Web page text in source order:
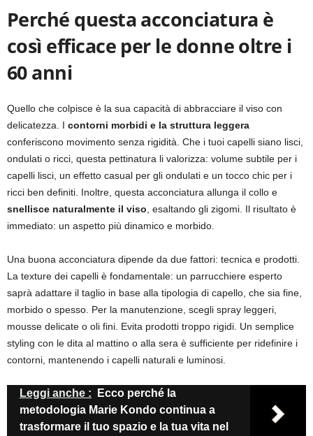
Perché questa acconciatura è
così efficace per le donne oltre i
60 anni
Quello che colpisce è la sua capacità di abbracciare il viso con
delicatezza. I contorni morbidi e la struttura leggera
conferiscono movimento senza rigidità. Che i tuoi capelli siano lisci,
ondulati o ricci, questa pettinatura li valorizza: volume subtile per i
capelli lisci, un effetto casual per gli ondulati e un tocco chic per i
ricci ben definiti. Inoltre, questa acconciatura allunga il collo e
snellisce naturalmente il viso , esaltando gli zigomi. Il risultato è
immediato: un aspetto più dinamico e morbido.
Una buona acconciatura dipende da due fattori: tecnica e prodotti.
La texture dei capelli è fondamentale: un parrucchiere esperto
saprà adattare il taglio in base alla tipologia di capello, che sia fine,
morbido o spesso. Per la manutenzione, scegli spray leggeri,
mousse delicate o oli fini. Evita prodotti troppo rigidi. Un semplice
styling con le dita al mattino o alla sera è sufficiente per ridefinire i
contorni, mantenendo i capelli naturali e luminosi.
Leggi anche :
Ecco perché la
metodologia Marie Kondo continua a
trasformare il tuo spazio e la tua vita nel